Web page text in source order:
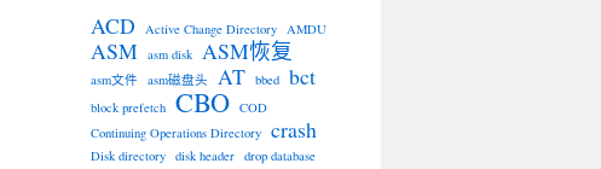
ACD Active Change Directory AMDU
ASM asm disk ASM恢复
asm文件 asm磁盘头 AT bbed bct
block prefetch CBO COD
Continuing Operations Directory crash
Disk directory disk header drop database